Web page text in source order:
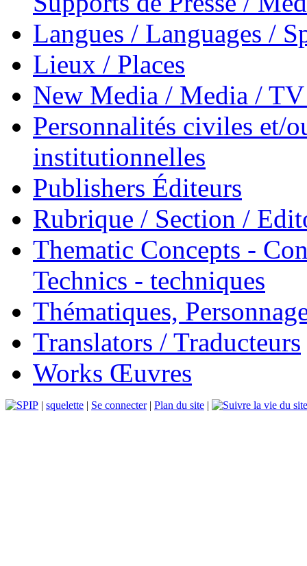
Langues / Languages /
Lieux / Places
New Media / Media /
Personnalités civiles et/
institutionnelles
Publishers Éditeurs
Rubrique / Section /
Thematic Concepts -
Technics - techniques
Thématiques,
Translators / Traducteurs
Works Œuvres
| squelette | Se connecter| Plan du site |